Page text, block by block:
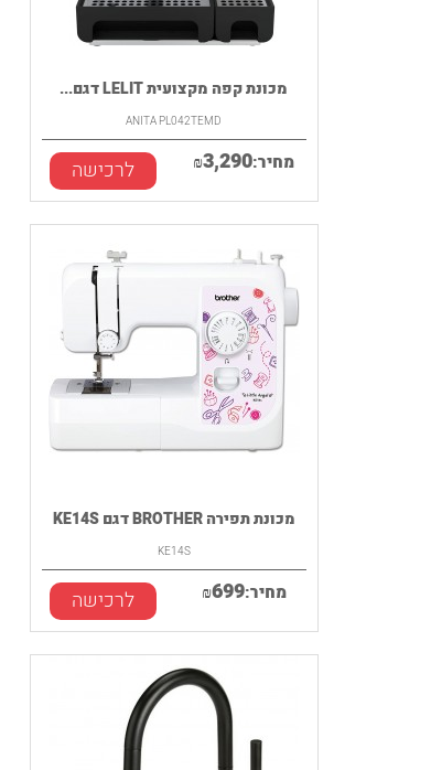
מכונת קפה מקצועית LELIT דגם...
ANITA PL042TEMD
מחיר: ₪3,290 לרכישה
מכונת תפירה BROTHER דגם KE14S
KE14S
מחיר: ₪699 לרכישה